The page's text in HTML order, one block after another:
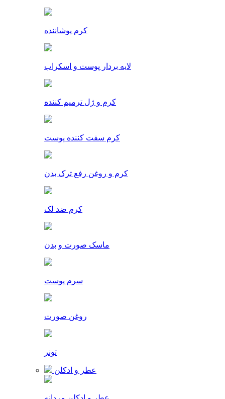
کرم پوشاننده
لایه بردار پوست و اسکراب
کرم و ژل ترمیم کننده
کرم سفت کننده پوست
کرم و روغن رفع ترک بدن
کرم ضد لک
ماسک صورت و بدن
سرم پوست
روغن صورت
تونر
عطر و ادکلن